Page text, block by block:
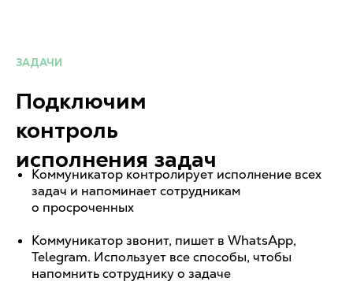
Подключим
контроль
исполнения задач
Коммуникатор контролирует исполнение всех
задач и напоминает сотрудникам
о просроченных
Коммуникатор звонит, пишет в WhatsApp,
Telegram. Использует все способы, чтобы
напомнить сотруднику о задаче
ЗАДАЧИ